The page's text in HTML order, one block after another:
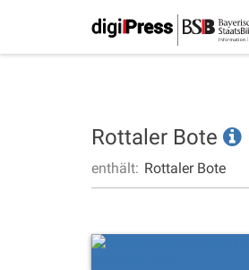
Rottaler Bote
enthält: Rottaler Bote